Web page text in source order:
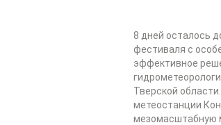
8 дней осталось
фестиваля с
эффективное
Тверской
метеостанции
мезомасштабную